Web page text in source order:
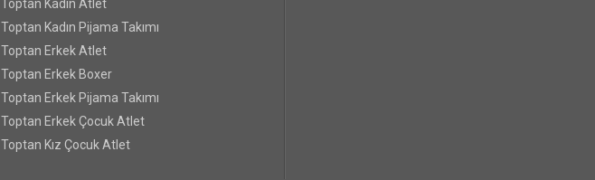
Toptan Kadın Atlet
Toptan Kadın Pijama Takımı
Toptan Erkek Atlet
Toptan Erkek Boxer
Toptan Erkek Pijama Takımı
Toptan Erkek Çocuk Atlet
Toptan Kız Çocuk Atlet